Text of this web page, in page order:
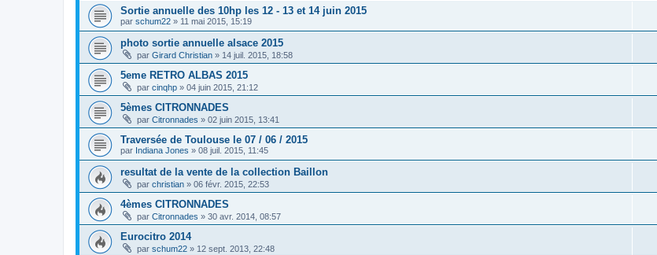
Sortie annuelle des 10hp les 12 - 13 et 14 juin 2015
par schum22 » 11 mai 2015, 15:19
photo sortie annuelle alsace 2015
par Girard Christian » 14 juil. 2015, 18:58
5eme RETRO ALBAS 2015
par cinqhp » 04 juin 2015, 21:12
5èmes CITRONNADES
par Citronnades » 02 juin 2015, 13:41
Traversée de Toulouse le 07 / 06 / 2015
par Indiana Jones » 08 juil. 2015, 11:45
resultat de la vente de la collection Baillon
par christian » 06 févr. 2015, 22:53
4èmes CITRONNADES
par Citronnades » 30 avr. 2014, 08:57
Eurocitro 2014
par schum22 » 12 sept. 2013, 22:48